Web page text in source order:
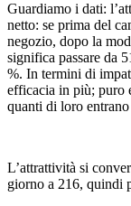
Guardiamo i dati:
netto: se prima del
negozio, dopo la
significa passare da
%. In termini di
efficacia in più; puro
quanti di loro
L’attrattività si
giorno a 216, quindi